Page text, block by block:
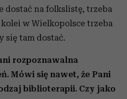
dostać na folkslistę, trzeba
w Wielkopolsce trzeba
się tam dostać.
rozpoznawalna
Mówi się nawet, że Pani
biblioterapii. Czy jako